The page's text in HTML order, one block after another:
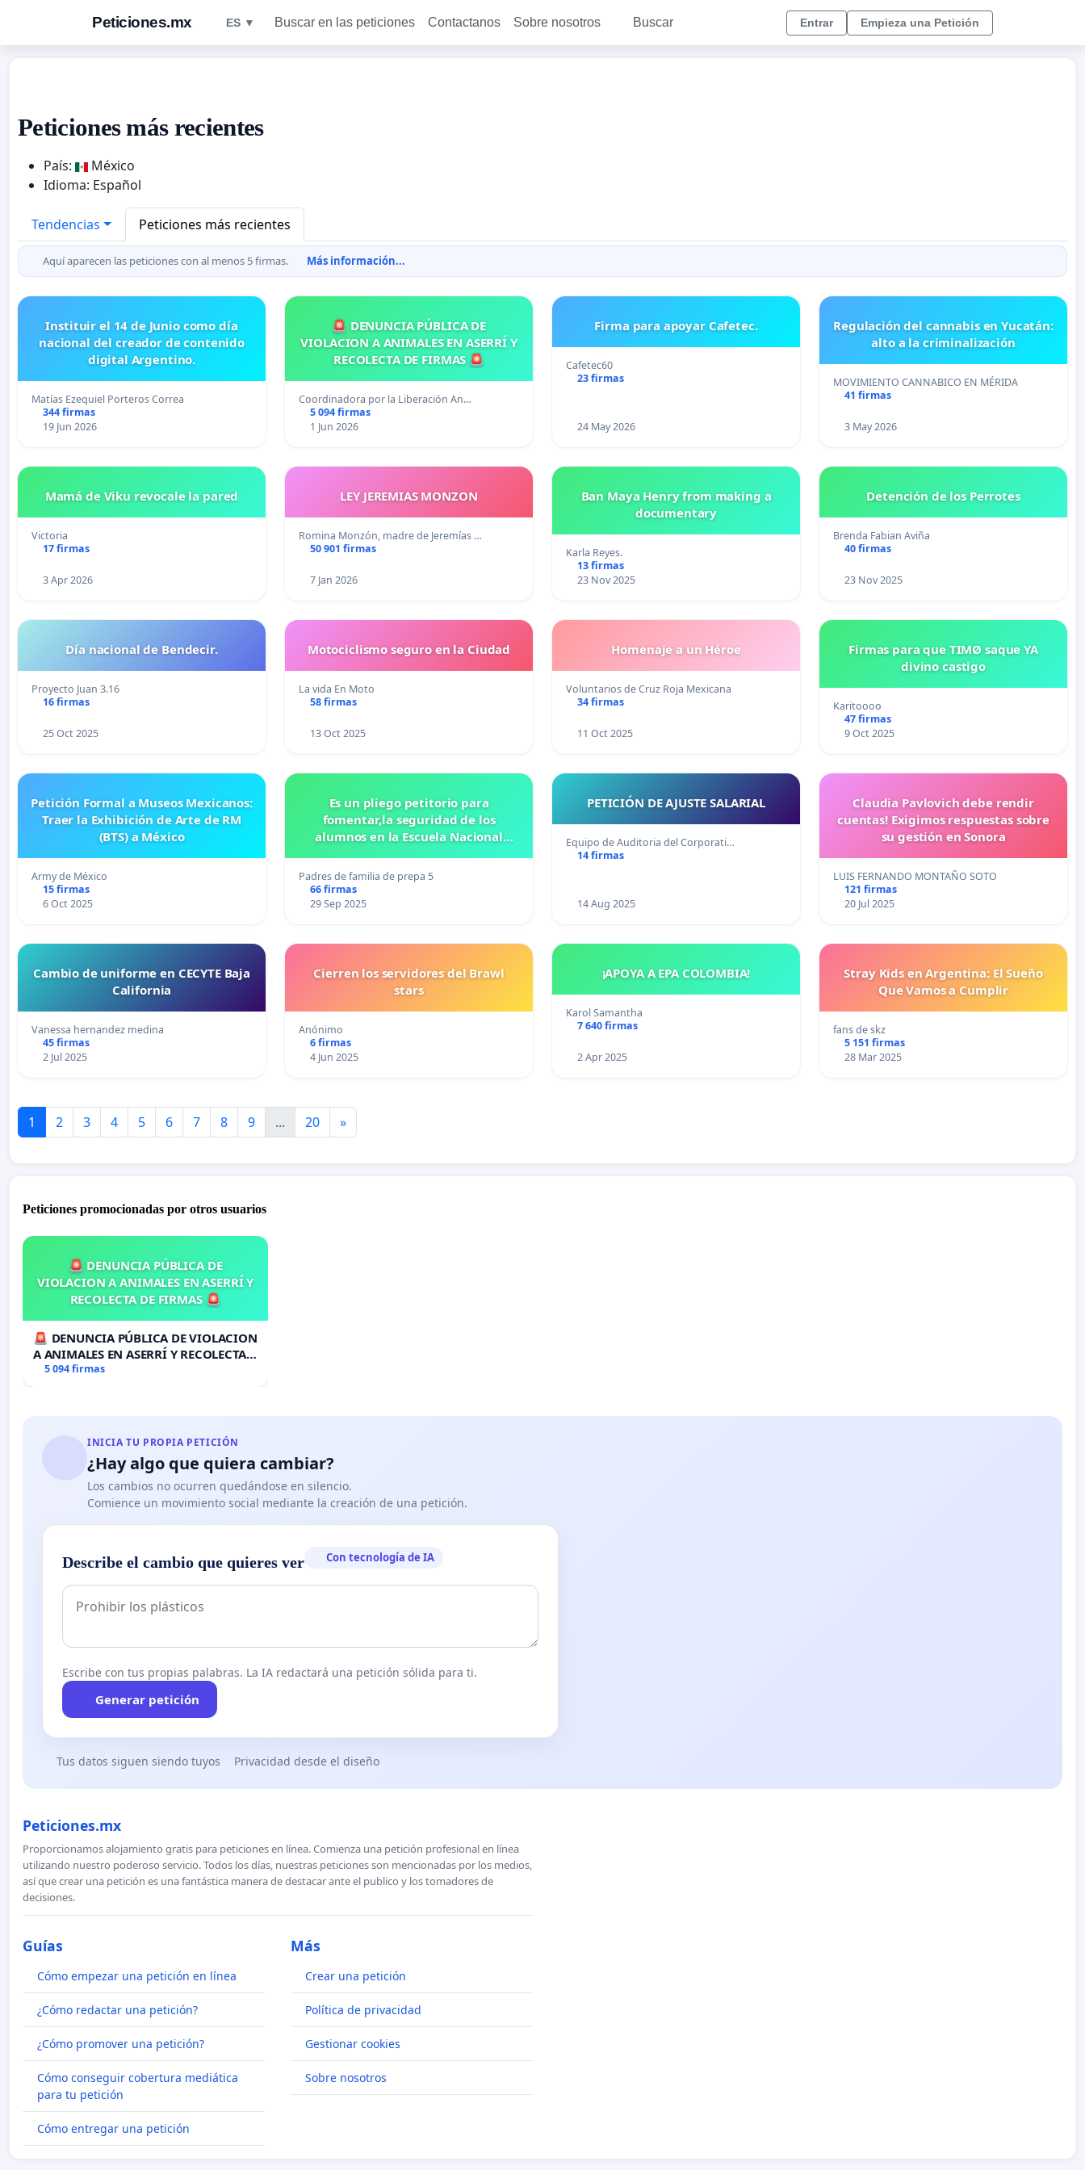
Peticiones.mx ES ▼ Buscar en las peticiones Contactanos Sobre nosotros Buscar Entrar Empieza una Petición
Peticiones más recientes
País:
México
Idioma: Español
Tendencias Peticiones más recientes
Aquí aparecen las peticiones con al menos 5 firmas. Más información...
Instituir el 14 de Junio como día
nacional del creador de contenido
digital Argentino.
Matías Ezequiel Porteros Correa
344 firmas
19 Jun 2026
🚨 DENUNCIA PÚBLICA DE
VIOLACION A ANIMALES EN ASERRÍ Y
RECOLECTA DE FIRMAS 🚨
Coordinadora por la Liberación An…
5 094 firmas
1 Jun 2026
Firma para apoyar Cafetec.
Cafetec60
23 firmas
24 May 2026
Regulación del cannabis en Yucatán:
alto a la criminalización
MOVIMIENTO CANNABICO EN MÉRIDA
41 firmas
3 May 2026
Mamá de Viku revocale la pared
Victoria
17 firmas
3 Apr 2026
LEY JEREMIAS MONZON
Romina Monzón, madre de Jeremías …
50 901 firmas
7 Jan 2026
Ban Maya Henry from making a
documentary
Karla Reyes.
13 firmas
23 Nov 2025
Detención de los Perrotes
Brenda Fabian Aviña
40 firmas
23 Nov 2025
Día nacional de Bendecir.
Proyecto Juan 3.16
16 firmas
25 Oct 2025
Motociclismo seguro en la Ciudad
La vida En Moto
58 firmas
13 Oct 2025
Homenaje a un Héroe
Voluntarios de Cruz Roja Mexicana
34 firmas
11 Oct 2025
Firmas para que TIMØ saque YA
divino castigo
Karitoooo
47 firmas
9 Oct 2025
Petición Formal a Museos Mexicanos:
Traer la Exhibición de Arte de RM
(BTS) a México
Army de México
15 firmas
6 Oct 2025
Es un pliego petitorio para
fomentar,la seguridad de los
alumnos en la Escuela Nacional
VASCONCELOSN
Padres de familia de prepa 5
66 firmas
29 Sep 2025
PETICIÓN DE AJUSTE SALARIAL
Equipo de Auditoria del Corporati…
14 firmas
14 Aug 2025
Claudia Pavlovich debe rendir
cuentas! Exigimos respuestas sobre
su gestión en Sonora
LUIS FERNANDO MONTAÑO SOTO
121 firmas
20 Jul 2025
Cambio de uniforme en CECYTE Baja
California
Vanessa hernandez medina
45 firmas
2 Jul 2025
Cierren los servidores del Brawl
stars
Anónimo
6 firmas
4 Jun 2025
¡APOYA A EPA COLOMBIA!
Karol Samantha
7 640 firmas
2 Apr 2025
Stray Kids en Argentina: El Sueño
Que Vamos a Cumplir
fans de skz
5 151 firmas
28 Mar 2025
1 2 3 4 5 6 7 8 9 ... 20 »
Peticiones promocionadas por otros usuarios
🚨 DENUNCIA PÚBLICA DE
VIOLACION A ANIMALES EN ASERRÍ Y
RECOLECTA DE FIRMAS 🚨
🚨 DENUNCIA PÚBLICA DE VIOLACION
A ANIMALES EN ASERRÍ Y RECOLECTA
DE FIRMAS 🚨
5 094 firmas
INICIA TU PROPIA PETICIÓN
¿Hay algo que quiera cambiar?
Los cambios no ocurren quedándose en silencio.
Comience un movimiento social mediante la creación de una petición.
Describe el cambio que quieres ver Con tecnología de IA
Escribe con tus propias palabras. La IA redactará una petición sólida para ti.
Generar petición
Tus datos siguen siendo tuyos Privacidad desde el diseño
Peticiones.mx
Proporcionamos alojamiento gratis para peticiones en línea. Comienza una petición profesional en línea
utilizando nuestro poderoso servicio. Todos los días, nuestras peticiones son mencionadas por los medios,
así que crear una petición es una fantástica manera de destacar ante el publico y los tomadores de
decisiones.
Guías
Cómo empezar una petición en línea
¿Cómo redactar una petición?
¿Cómo promover una petición?
Cómo conseguir cobertura mediática
para tu petición
Cómo entregar una petición
Más
Crear una petición
Política de privacidad
Gestionar cookies
Sobre nosotros